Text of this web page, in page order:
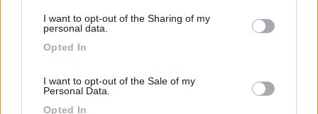
not limited to your visit or usage behaviour. You may click to
grant or deny consent to Google and its third-party tags to
use your data for below specified purposes in below Google
I want to opt-out of the Sharing of my
personal data.
Opted In
I want to opt-out of the Sale of my
Personal Data.
Opted In
Inserito il13/03/2018
In risposta al messaggio di
Troviamo notevole difficoltà ad interpretare le immagini aeree del
Trentino e zone limitrofe mentre Non ho capito in cosa consiste la